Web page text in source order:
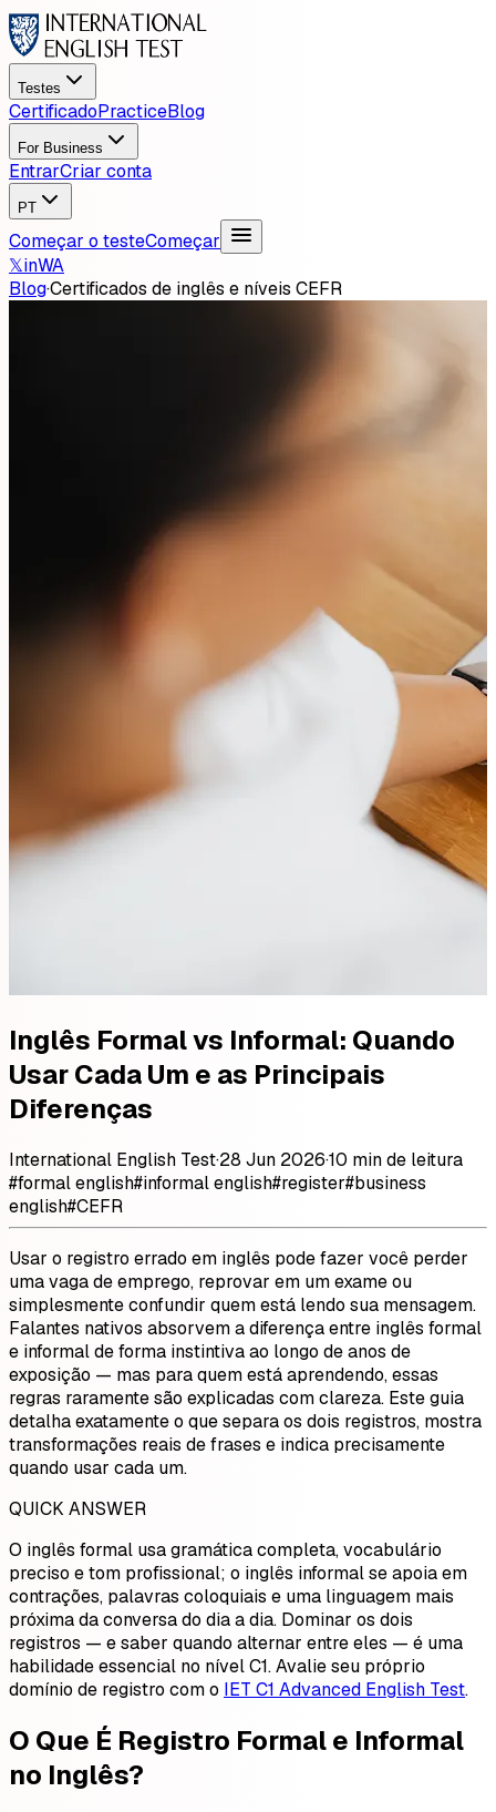
Testes
CertificadoPracticeBlog
For Business
EntrarCriar conta
PT
Começar o testeComeçar
𝕏inWA
Blog·Certificados de inglês e níveis CEFR
Inglês Formal vs Informal: Quando
Usar Cada Um e as Principais
Diferenças
International English Test·28 Jun 2026·10 min de leitura
#formal english#informal english#register#business
english#CEFR
Usar o registro errado em inglês pode fazer você perder
uma vaga de emprego, reprovar em um exame ou
simplesmente confundir quem está lendo sua mensagem.
Falantes nativos absorvem a diferença entre inglês formal
e informal de forma instintiva ao longo de anos de
exposição — mas para quem está aprendendo, essas
regras raramente são explicadas com clareza. Este guia
detalha exatamente o que separa os dois registros, mostra
transformações reais de frases e indica precisamente
quando usar cada um.
QUICK ANSWER
O inglês formal usa gramática completa, vocabulário
preciso e tom profissional; o inglês informal se apoia em
contrações, palavras coloquiais e uma linguagem mais
próxima da conversa do dia a dia. Dominar os dois
registros — e saber quando alternar entre eles — é uma
habilidade essencial no nível C1. Avalie seu próprio
domínio de registro com o IET C1 Advanced English Test.
O Que É Registro Formal e Informal
no Inglês?